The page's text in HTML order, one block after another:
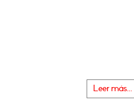
Leer más...